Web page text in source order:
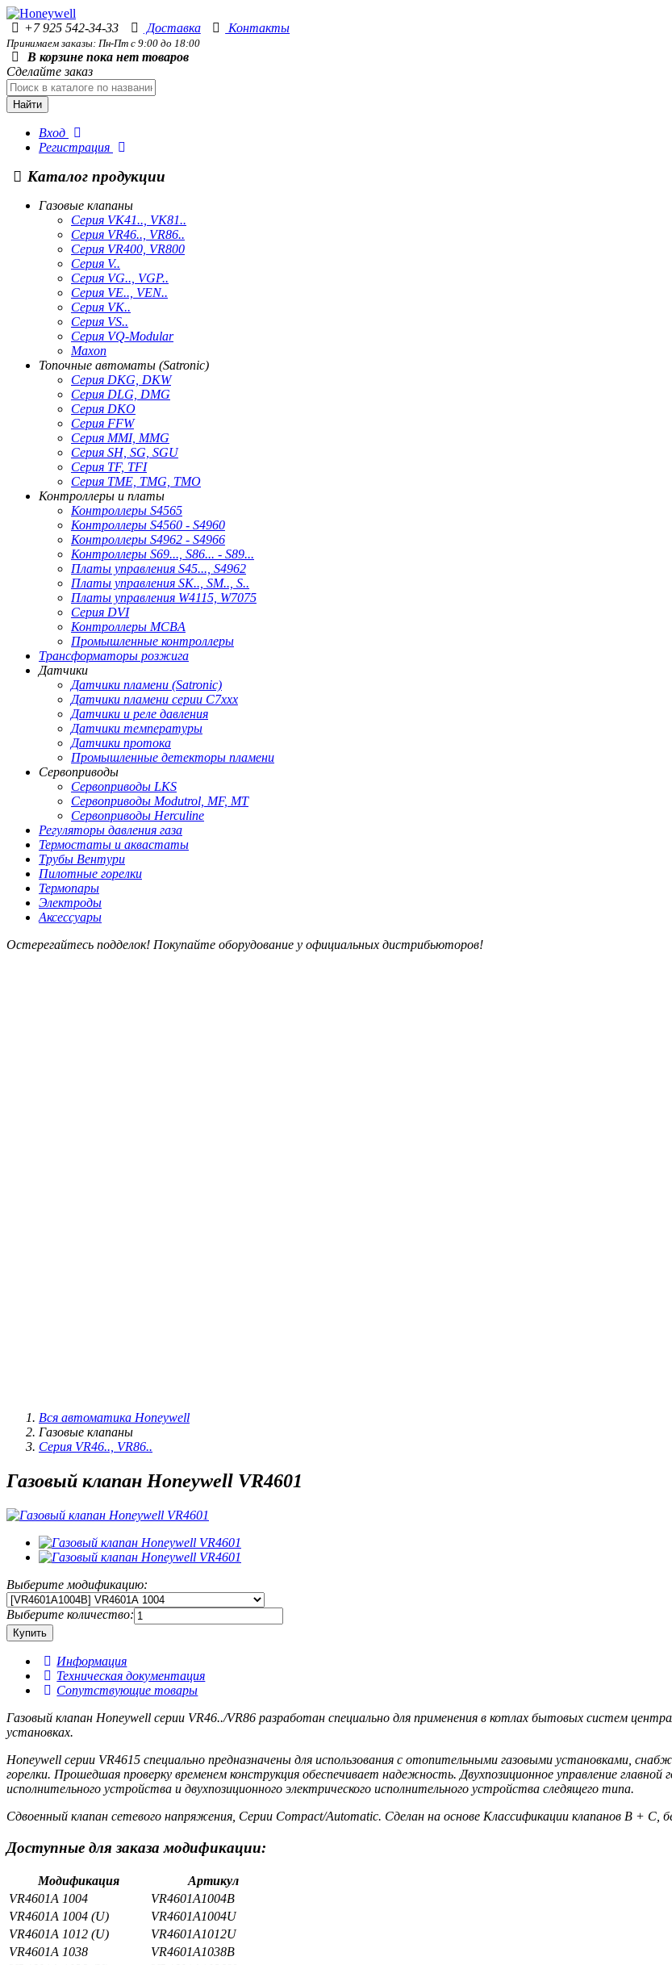
+7 925 542-34-33 Доставка Контакты
Принимаем заказы: Пн-Пт с 9:00 до 18:00
В корзине пока нет товаров
Сделайте заказ
Найти
Вход
Регистрация
Каталог продукции
Газовые клапаны
Серия VK41.., VK81..
Серия VR46.., VR86..
Серия VR400, VR800
Серия V..
Серия VG.., VGP..
Серия VE.., VEN..
Серия VK..
Серия VS..
Серия VQ-Modular
Maxon
Топочные автоматы (Satronic)
Серия DKG, DKW
Серия DLG, DMG
Серия DKO
Серия FFW
Серия MMI, MMG
Серия SH, SG, SGU
Серия TF, TFI
Серия TME, TMG, TMO
Контроллеры и платы
Контроллеры S4565
Контроллеры S4560 - S4960
Контроллеры S4962 - S4966
Контроллеры S69..., S86... - S89...
Платы управления S45..., S4962
Платы управления SK.., SM.., S..
Платы управления W4115, W7075
Серия DVI
Контроллеры MCBA
Промышленные контроллеры
Трансформаторы розжига
Датчики
Датчики пламени (Satronic)
Датчики пламени серии C7xxx
Датчики и реле давления
Датчики температуры
Датчики протока
Промышленные детекторы пламени
Сервоприводы
Сервоприводы LKS
Сервоприводы Modutrol, MF, MT
Сервоприводы Herculine
Регуляторы давления газа
Термостаты и аквастаты
Трубы Вентури
Пилотные горелки
Термопары
Электроды
Аксессуары
Остерегайтесь подделок! Покупайте оборудование у официальных дистрибьюторов!
Вся автоматика Honeywell
Газовые клапаны
Серия VR46.., VR86..
Газовый клапан Honeywell VR4601
Выберите модификацию:
Выберите количество:
Информация
Техническая документация
Сопутствующие товары
Газовый клапан Honeywell серии VR46../VR86 разработан специально для применения в котлах бытовых систем
установках.
Honeywell серии VR4615 специально предназначены для использования с отопительными газовыми установками,
горелки. Прошедшая проверку временем конструкция обеспечивает надежность. Двухпозиционное управление
исполнительного устройства и двухпозиционного электрического исполнительного устройства следящего типа.
Сдвоенный клапан сетевого напряжения, Серии Compact/Automatic. Сделан на основе Классификации клапанов B + C,
Доступные для заказа модификации:
Модификация
Артикул
VR4601A 1004
VR4601A1004B
VR4601A 1004 (U)
VR4601A1004U
VR4601A 1012 (U)
VR4601A1012U
VR4601A 1038
VR4601A1038B